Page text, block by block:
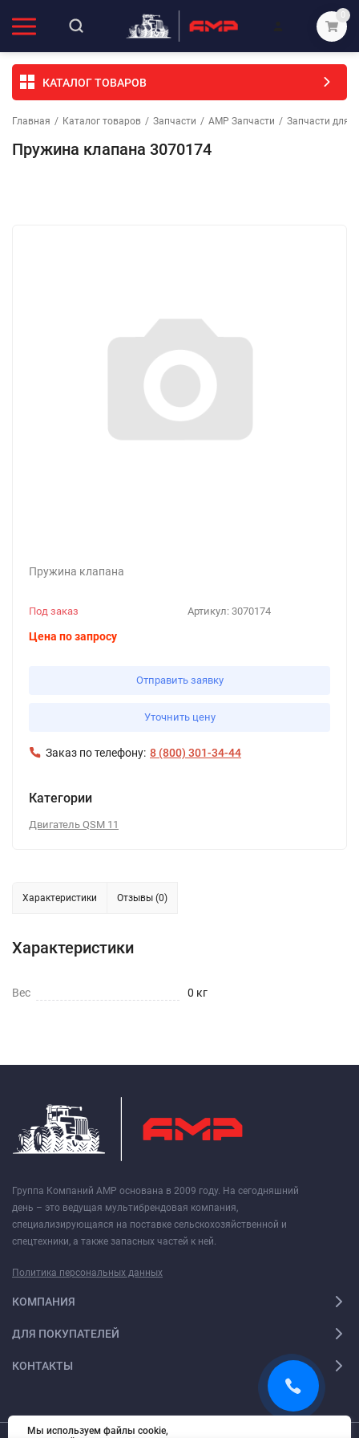
0
КАТАЛОГ ТОВАРОВ
Главная / Каталог товаров / Запчасти / АМР Запчасти / Запчасти для
Пружина клапана 3070174
Пружина клапана
Артикул: 3070174
Под заказ
Цена по запросу
Отправить заявку
Уточнить цену
Заказ по телефону: 8 (800) 301-34-44
Категории
Двигатель QSM 11
Характеристики Отзывы (0)
Характеристики
Вес 0 кг
Группа Компаний АМР основана в 2009 году. На сегодняшний
день – это ведущая мультибрендовая компания,
специализирующаяся на поставке сельскохозяйственной и
спецтехники, а также запасных частей к ней.
Политика персональных данных
КОМПАНИЯ
ДЛЯ ПОКУПАТЕЛЕЙ
КОНТАКТЫ
Мы используем файлы cookie,